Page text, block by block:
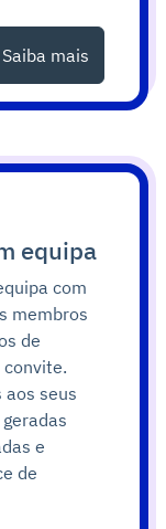
Saiba mais
equipa
com
membros
de
aos seus
e
de